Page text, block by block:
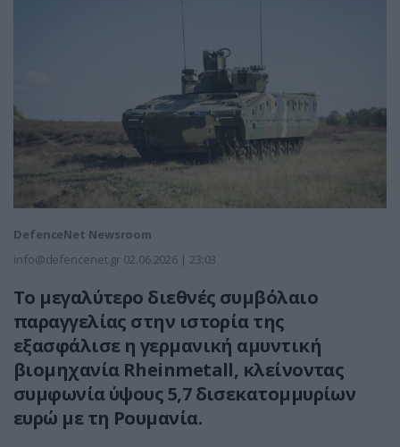
DefenceNet Newsroom
info@defencenet.gr 02.06.2026 | 23:03
Το μεγαλύτερο διεθνές συμβόλαιο
παραγγελίας στην ιστορία της
εξασφάλισε η γερμανική αμυντική
βιομηχανία Rheinmetall, κλείνοντας
συμφωνία ύψους 5,7 δισεκατομμυρίων
ευρώ με τη Ρουμανία.